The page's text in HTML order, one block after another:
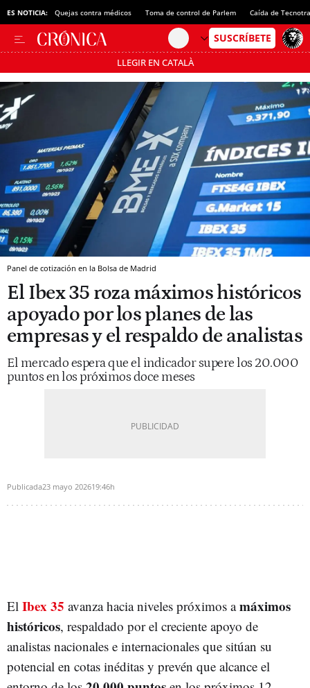
ES NOTICIA: Quejas contra médicos Toma de control de Parlem Caída de
LLEGIR EN CATALÀ
Pásate al MODO AHORRO
Panel de cotización en la Bolsa de Madrid
El Ibex 35 roza máximos históricos
apoyado por los planes de las
empresas y el respaldo de analistas
El mercado espera que el indicador supere los 20.000
puntos en los próximos doce meses
Publicada23 mayo 202619:46h
El Ibex 35 avanza hacia niveles próximos amáximos
históricos, respaldado por el creciente apoyo de
analistas nacionales e internacionales que sitúan su
potencial en cotas inéditas y prevén que alcance el